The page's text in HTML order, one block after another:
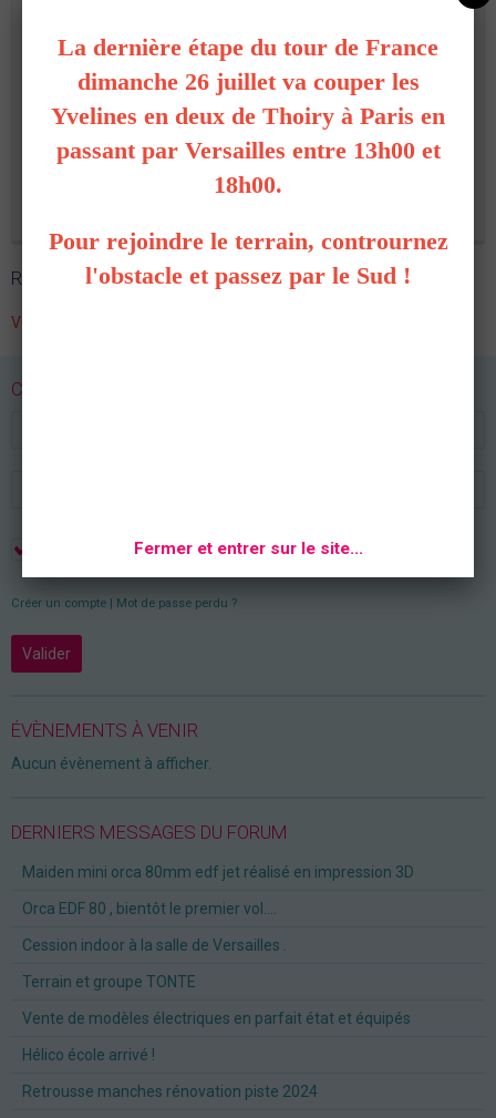
232 messages
Inscrit le 06/03/2018
le 27/04/2019 à 16:33
Oui, pour un monde tellement meilleur
Répondre à ce message
Vous n'êtes pas autorisé à poster un message sur le forum.
CONNEXION
Rester connecté
Créer un compte Mot de passe perdu ?
Valider
ÉVÈNEMENTS À VENIR
Aucun évènement à afficher.
DERNIERS MESSAGES DU FORUM
Maiden mini orca 80mm edf jet réalisé en impression 3D
Orca EDF 80 , bientôt le premier vol....
Cession indoor à la salle de Versailles .
Terrain et groupe TONTE
Vente de modèles électriques en parfait état et équipés
Hélico école arrivé !
Retrousse manches rénovation piste 2024
La dernière étape du tour de France
dimanche 26 juillet va couper les
Yvelines en deux de Thoiry à Paris en
passant par Versailles entre 13h00 et
18h00.
Pour rejoindre le terrain, contrournez
l'obstacle et passez par le Sud !
Fermer et entrer sur le site...